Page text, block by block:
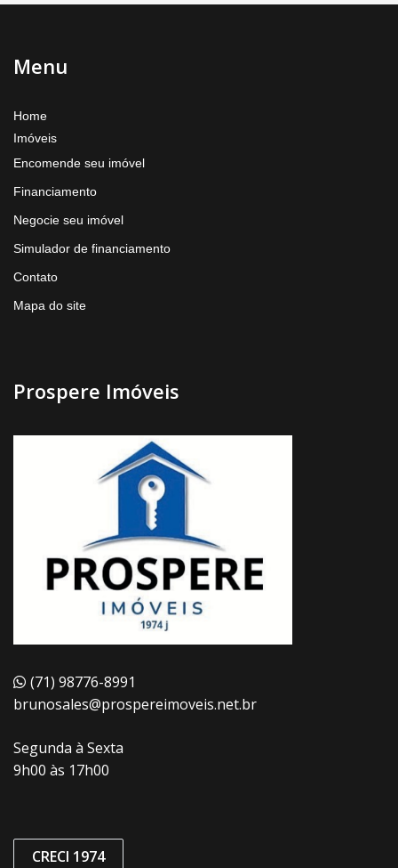
Menu
Home
Imóveis
Encomende seu imóvel
Financiamento
Negocie seu imóvel
Simulador de financiamento
Contato
Mapa do site
Prospere Imóveis
(71) 98776-8991
brunosales@prospereimoveis.net.br
Segunda à Sexta
9h00 às 17h00
CRECI 1974